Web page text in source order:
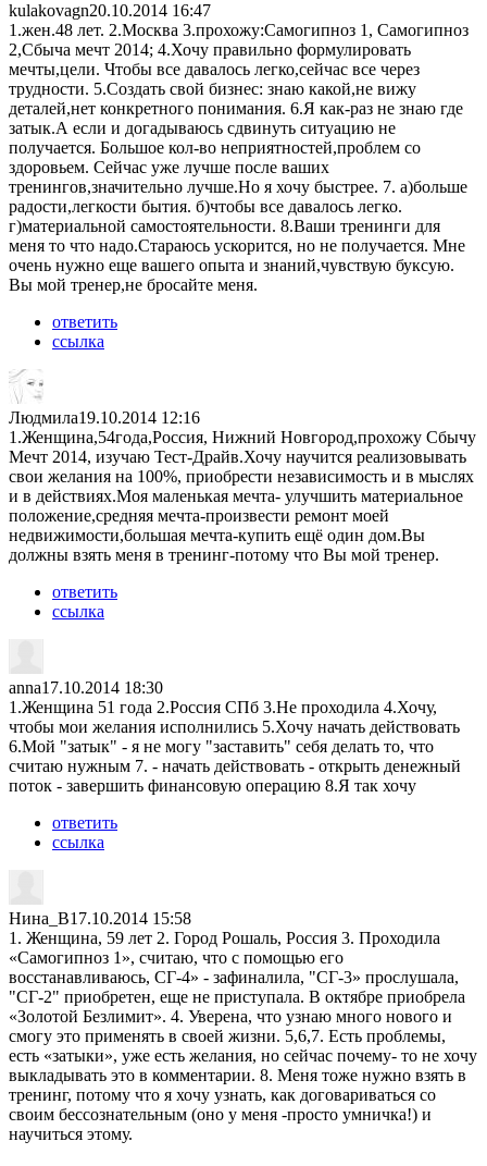
kulakovagn20.10.2014 16:47
1.жен.48 лет. 2.Москва 3.прохожу:Самогипноз 1, Самогипноз
2,Сбыча мечт 2014; 4.Хочу правильно формулировать
мечты,цели. Чтобы все давалось легко,сейчас все через
трудности. 5.Создать свой бизнес: знаю какой,не вижу
деталей,нет конкретного понимания. 6.Я как-раз не знаю где
затык.А если и догадываюсь сдвинуть ситуацию не
получается. Большое кол-во неприятностей,проблем со
здоровьем. Сейчас уже лучше после ваших
тренингов,значительно лучше.Но я хочу быстрее. 7. а)больше
радости,легкости бытия. б)чтобы все давалось легко.
г)материальной самостоятельности. 8.Ваши тренинги для
меня то что надо.Стараюсь ускорится, но не получается. Мне
очень нужно еще вашего опыта и знаний,чувствую буксую.
Вы мой тренер,не бросайте меня.
ответить
ссылка
Людмила19.10.2014 12:16
1.Женщина,54года,Россия, Нижний Новгород,прохожу Сбычу
Мечт 2014, изучаю Тест-Драйв.Хочу научится реализовывать
свои желания на 100%, приобрести независимость и в мыслях
и в действиях.Моя маленькая мечта- улучшить материальное
положение,средняя мечта-произвести ремонт моей
недвижимости,большая мечта-купить ещё один дом.Вы
должны взять меня в тренинг-потому что Вы мой тренер.
ответить
ссылка
anna17.10.2014 18:30
1.Женщина 51 года 2.Россия СПб 3.Не проходила 4.Хочу,
чтобы мои желания исполнились 5.Хочу начать действовать
6.Мой "затык" - я не могу "заставить" себя делать то, что
считаю нужным 7. - начать действовать - открыть денежный
поток - завершить финансовую операцию 8.Я так хочу
ответить
ссылка
Нина_В17.10.2014 15:58
1. Женщина, 59 лет 2. Город Рошаль, Россия 3. Проходила
«Самогипноз 1», считаю, что с помощью его
восстанавливаюсь, СГ-4» - зафиналила, "СГ-3» прослушала,
"СГ-2" приобретен, еще не приступала. В октябре приобрела
«Золотой Безлимит». 4. Уверена, что узнаю много нового и
смогу это применять в своей жизни. 5,6,7. Есть проблемы,
есть «затыки», уже есть желания, но сейчас почему- то не хочу
выкладывать это в комментарии. 8. Меня тоже нужно взять в
тренинг, потому что я хочу узнать, как договариваться со
своим бессознательным (оно у меня -просто умничка!) и
научиться этому.